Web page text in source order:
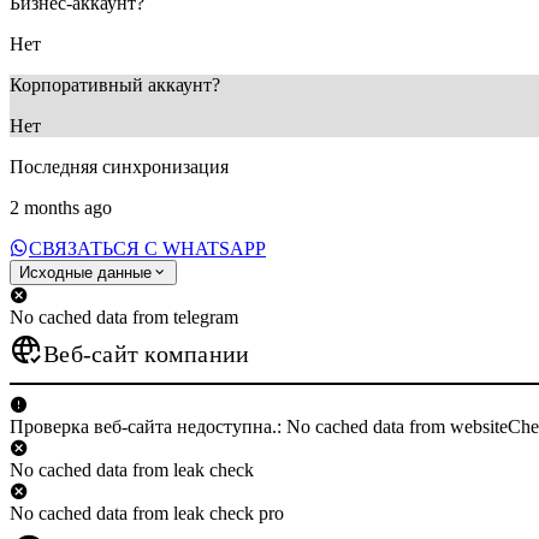
Нет
Корпоративный аккаунт?
Нет
Последняя синхронизация
2 months ago
СВЯЗАТЬСЯ С WHATSAPP
Исходные данные
No cached data from telegram
Веб-сайт компании
Проверка веб-сайта недоступна.: No cached data from
No cached data from leak check
No cached data from leak check pro